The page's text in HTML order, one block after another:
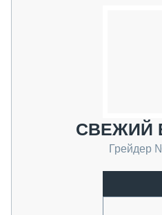
СВЕЖИЙ
Грейдер